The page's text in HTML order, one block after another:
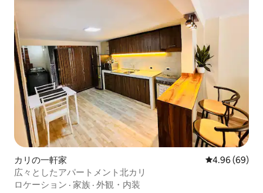
カリの一軒家 レビュー69件
4.96 (69)
広々としたアパートメント北カリ
ロケーション · 家族 · 外観・内装